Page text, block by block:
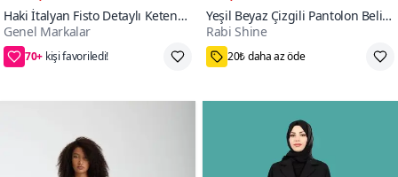
Haki İtalyan Fisto Detaylı Keten
Pantolon
Genel Markalar
70+
Standart
Yeşil Beyaz Çizgili Pantolon Beli
Lastikli Bürümcük
Rabi Shine
S,M,L